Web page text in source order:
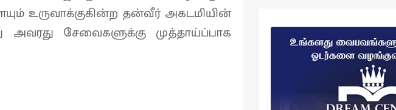
உருவாக்குகின்ற தன்வீர் அகடமியின்
சேவைகளுக்கு முத்தாய்ப்பாக